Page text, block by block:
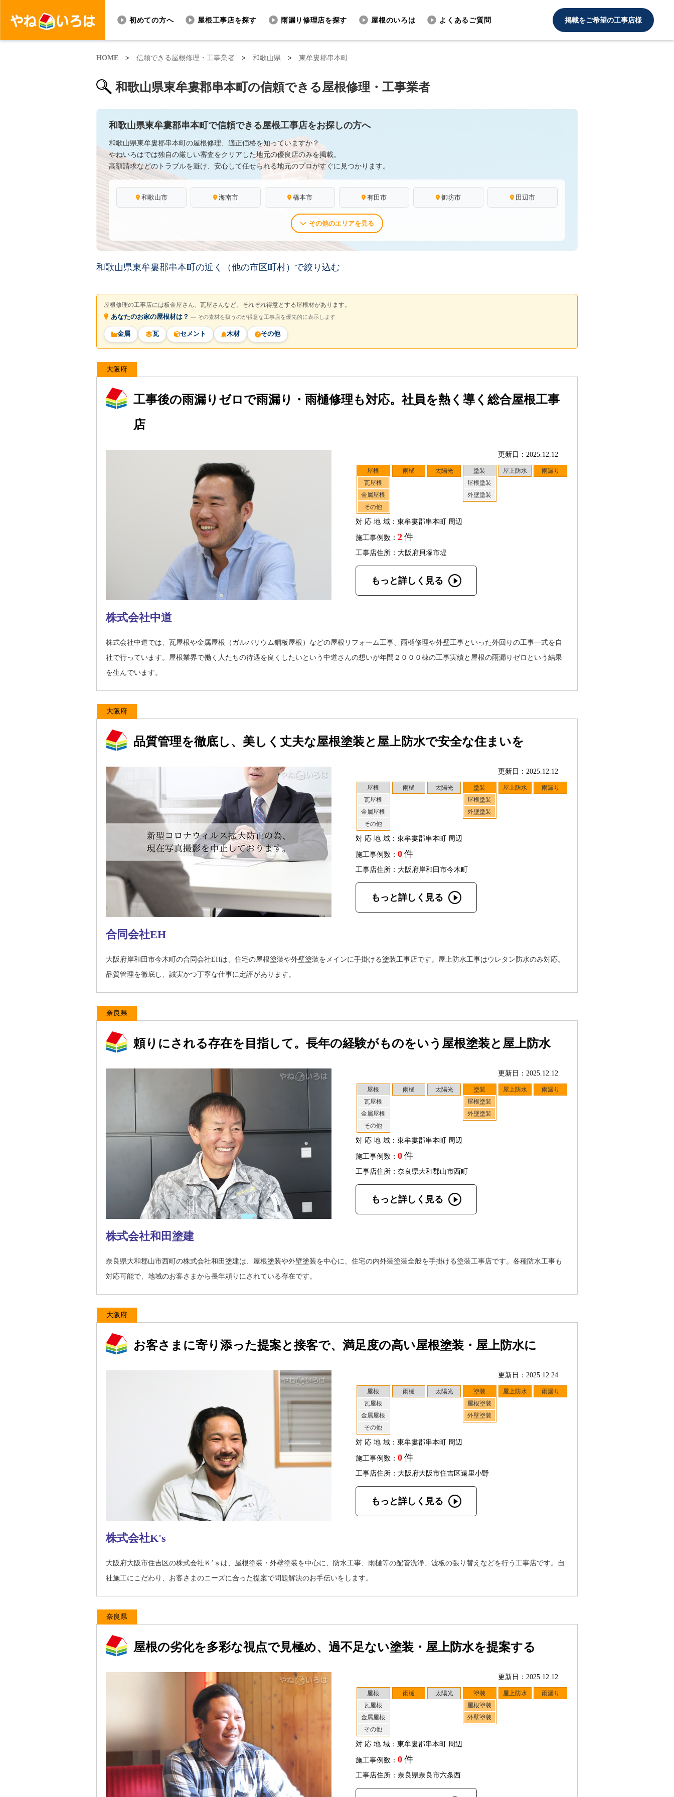
初めての方へ 屋根工事店を探す 雨漏り修理店を探す 屋根のいろは よくあるご質問 掲載をご希望の工事店様
HOME > 信頼できる屋根修理・工事業者 > 和歌山県 > 東牟婁郡串本町
和歌山県東牟婁郡串本町の信頼できる屋根修理・工事業者
和歌山県東牟婁郡串本町で信頼できる屋根工事店をお探しの方へ
和歌山県東牟婁郡串本町の屋根修理、適正価格を知っていますか？
やねいろはでは独自の厳しい審査をクリアした地元の優良店のみを掲載。
高額請求などのトラブルを避け、安心して任せられる地元のプロがすぐに見つかります。
和歌山市 海南市 橋本市 有田市 御坊市 田辺市
その他のエリアを見る
和歌山県東牟婁郡串本町の近く（他の市区町村）で絞り込む
屋根修理の工事店には板金屋さん、瓦屋さんなど、それぞれ得意とする屋根材があります。
あなたのお家の屋根材は？ ― その素材を扱うのが得意な工事店を優先的に表示します
金属 瓦 セメント 木材 その他
大阪府
工事後の雨漏りゼロで雨漏り・雨樋修理も対応。社員を熱く導く総合屋根工事
店
更新日：2025.12.12
屋根
瓦屋根
金属屋根
その他
雨樋 太陽光
塗装
屋根塗装
外壁塗装
屋上防水 雨漏り
対応地域：東牟婁郡串本町 周辺
施工事例数： 2 件
工事店住所：大阪府貝塚市堤
もっと詳しく見る
株式会社中道
株式会社中道では、瓦屋根や金属屋根（ガルバリウム鋼板屋根）などの屋根リフォーム工事、雨樋修理や外壁工事といった外回りの工事一式を自
社で行っています。屋根業界で働く人たちの待遇を良くしたいという中道さんの想いが年間２０００棟の工事実績と屋根の雨漏りゼロという結果
を生んでいます。
大阪府
品質管理を徹底し、美しく丈夫な屋根塗装と屋上防水で安全な住まいを
更新日：2025.12.12
屋根
瓦屋根
金属屋根
その他
雨樋 太陽光
塗装
屋根塗装
外壁塗装
屋上防水 雨漏り
対応地域：東牟婁郡串本町 周辺
施工事例数： 0 件
工事店住所：大阪府岸和田市今木町
もっと詳しく見る
合同会社EH
大阪府岸和田市今木町の合同会社EHは、住宅の屋根塗装や外壁塗装をメインに手掛ける塗装工事店です。屋上防水工事はウレタン防水のみ対応。
品質管理を徹底し、誠実かつ丁寧な仕事に定評があります。
奈良県
頼りにされる存在を目指して。長年の経験がものをいう屋根塗装と屋上防水
更新日：2025.12.12
屋根
瓦屋根
金属屋根
その他
雨樋 太陽光
塗装
屋根塗装
外壁塗装
屋上防水 雨漏り
対応地域：東牟婁郡串本町 周辺
施工事例数： 0 件
工事店住所：奈良県大和郡山市西町
もっと詳しく見る
株式会社和田塗建
奈良県大和郡山市西町の株式会社和田塗建は、屋根塗装や外壁塗装を中心に、住宅の内外装塗装全般を手掛ける塗装工事店です。各種防水工事も
対応可能で、地域のお客さまから長年頼りにされている存在です。
大阪府
お客さまに寄り添った提案と接客で、満足度の高い屋根塗装・屋上防水に
更新日：2025.12.24
屋根
瓦屋根
金属屋根
その他
雨樋 太陽光
塗装
屋根塗装
外壁塗装
屋上防水 雨漏り
対応地域：東牟婁郡串本町 周辺
施工事例数： 0 件
工事店住所：大阪府大阪市住吉区遠里小野
もっと詳しく見る
株式会社K's
大阪府大阪市住吉区の株式会社Ｋ’ｓは、屋根塗装・外壁塗装を中心に、防水工事、雨樋等の配管洗浄、波板の張り替えなどを行う工事店です。自
社施工にこだわり、お客さまのニーズに合った提案で問題解決のお手伝いをします。
奈良県
屋根の劣化を多彩な視点で見極め、過不足ない塗装・屋上防水を提案する
更新日：2025.12.12
屋根
瓦屋根
金属屋根
その他
雨樋 太陽光
塗装
屋根塗装
外壁塗装
屋上防水 雨漏り
対応地域：東牟婁郡串本町 周辺
施工事例数： 0 件
工事店住所：奈良県奈良市六条西